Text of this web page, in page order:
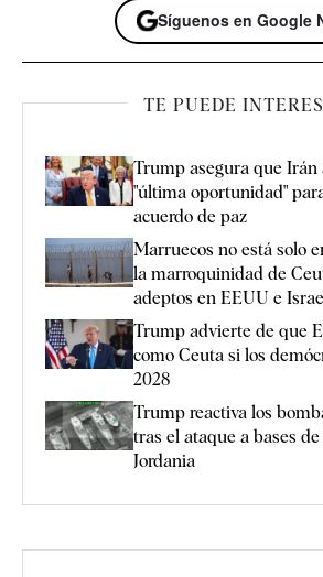
Síguenos en Google
TE PUEDE
Trump asegura que Irán
"última oportunidad"
acuerdo de paz
Marruecos no está solo
la marroquinidad de
adeptos en EEUU e
Trump advierte de que
como Ceuta si los
2028
Trump reactiva los
tras el ataque a bases
Jordania